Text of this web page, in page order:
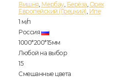
Вишня, Мербау, Берёза, Орех
Европейский (Грецкий), Ипе
1 м/п
Россия
1000*200*15мм
Любой на выбор
15
Смешанные цвета